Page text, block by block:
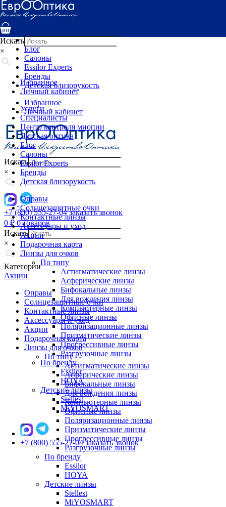
Услуги
Специалисты
Детская оптика
Блог
Салоны
Essilor Experts
Бренды
Детская близорукость
Избранное
Личный кабинет
Искать
×
+7 (800) 555-27-04 заказать звонок
0 ₽ 0 товаров
Искать
×
Категории
Акции
Оправы
Солнцезащитные очки
Контактные линзы
Аксессуары и уход
Акции
Подарочная карта
Линзы для очков
По типу
Астигматические линзы
Асферические линзы
Бифокальные линзы
Для вождения линзы
Компьютерные линзы
Офисные линзы
Поляризационные линзы
Призматические линзы
Прогрессивные линзы
Разгрузочные линзы
По бренду
Essilor
HOYA
Детские линзы
Stellest
MiYOSMART
Искать
×
Избранное
Личный кабинет
Услуги
Специалисты
Центр контроля миопии
Детская оптика
Блог
Салоны
Essilor Experts
Бренды
Детская близорукость
Оправы
Солнцезащитные очки
Контактные линзы
Аксессуары и уход
Акции
Подарочная карта
Линзы для очков
По типу
Астигматические линзы
Асферические линзы
Бифокальные линзы
Для вождения линзы
Компьютерные линзы
Офисные линзы
Поляризационные линзы
Призматические линзы
Прогрессивные линзы
Разгрузочные линзы
По бренду
Essilor
HOYA
Детские линзы
Stellest
MiYOSMART
+7 (800) 555-27-04 заказать звонок